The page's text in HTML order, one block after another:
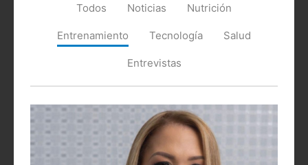
Todos Noticias Nutrición
Entrenamiento Tecnología Salud
Entrevistas